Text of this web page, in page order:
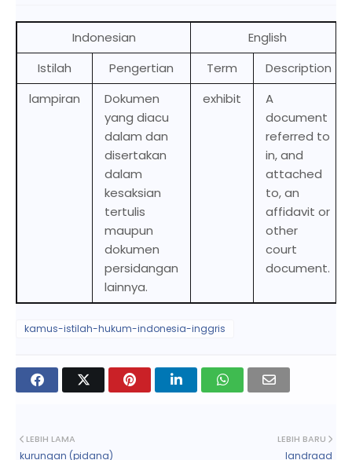
Indonesian
English
Istilah
Pengertian Term
Description
lampiran
Dokumen
yang diacu
dalam dan
disertakan
dalam
kesaksian
tertulis
maupun
dokumen
persidangan
lainnya.
exhibit
A
document
referred to
in, and
attached
to, an
affidavit or
other
court
document.
kamus-istilah-hukum-indonesia-inggris
LEBIH BARU
landraad
LEBIH LAMA
kurungan (pidana)